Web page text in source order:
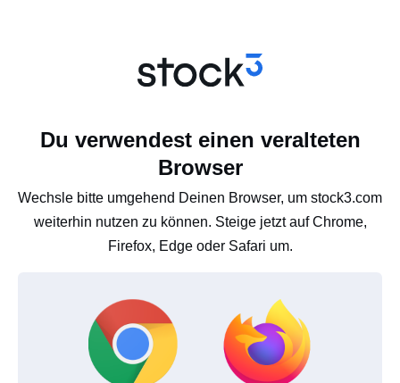
Du verwendest einen veralteten
Browser
Wechsle bitte umgehend Deinen Browser, um stock3.com
weiterhin nutzen zu können. Steige jetzt auf Chrome,
Firefox, Edge oder Safari um.